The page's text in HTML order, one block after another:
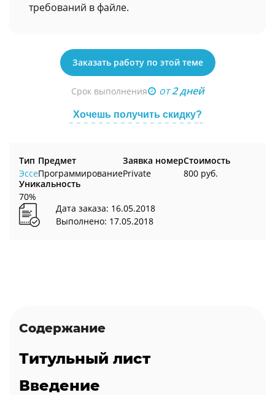
требований в файле.
Заказать работу по этой теме
Срок выполнения от2 дней
Хочешь получить скидку?
Тип
Эссе
Предмет
Программирование
Заявка номер
Private
Стоимость
800 руб.
Уникальность
70%
Дата заказа: 16.05.2018
Выполнено: 17.05.2018
Содержание
Титульный лист
Введение